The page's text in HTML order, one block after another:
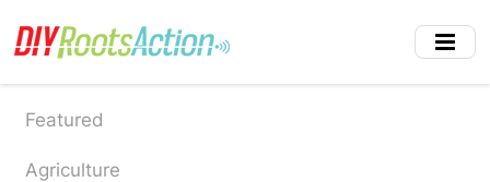
to
Featured
Agriculture